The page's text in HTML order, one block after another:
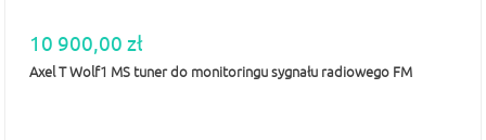
10 900,00 zł
Axel T Wolf1 MS tuner do monitoringu sygnału radiowego FM